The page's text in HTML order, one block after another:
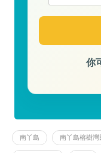
你
南丫島 南丫島榕樹灣